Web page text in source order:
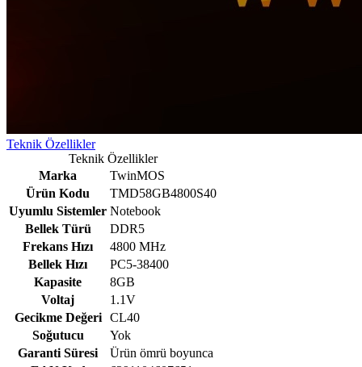
Teknik Özellikler
Teknik Özellikler
Marka
TwinMOS
Ürün Kodu
TMD58GB4800S40
Uyumlu Sistemler Notebook
Bellek Türü
DDR5
Frekans Hızı
4800 MHz
Bellek Hızı
PC5-38400
Kapasite
8GB
Voltaj
1.1V
Gecikme Değeri
CL40
Soğutucu
Yok
Garanti Süresi
Ürün ömrü boyunca